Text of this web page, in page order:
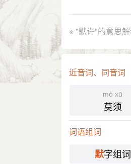
⒈ 没有明白表示
引 《南史·梁
许。”
清 薛福成
蒋子龙 《
⒉ 暗暗赞许。
宋 曾巩
许非他人
※ "默许"的意思
近音词、同音词
mò xū
莫须
词语组词
默字组词